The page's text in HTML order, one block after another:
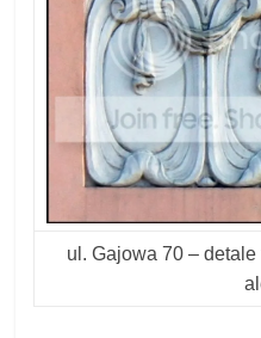
ul. Gajowa 70 –